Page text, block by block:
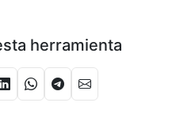
herramienta